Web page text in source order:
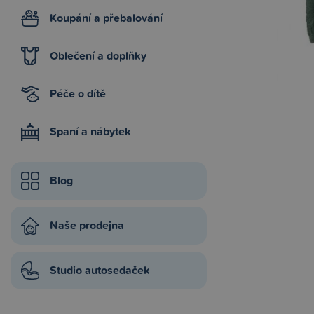
Koupání a přebalování
Oblečení a doplňky
Péče o dítě
Spaní a nábytek
Blog
Naše prodejna
Studio autosedaček